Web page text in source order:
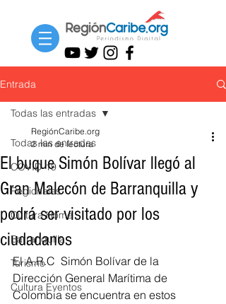
Entrada
Todas las entradas
COVID-19
Regionales
Cultura Home
Barranquilla
Turismo
Cultura Eventos
Todas las entradas
El buque Simón Bolívar llegó al
Gran Malecón de Barranquilla y
podrá ser visitado por los
ciudadanos
RegiónCaribe.org
2 min de lectura
El A.R.C  Simón Bolívar de la
Dirección General Marítima de
Colombia se encuentra en estos